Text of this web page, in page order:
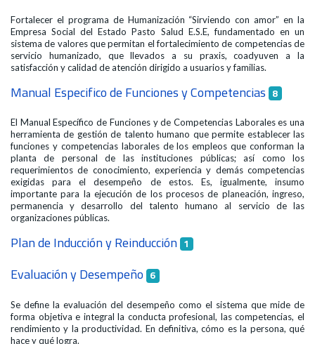
Fortalecer el programa de Humanización “Sirviendo con amor” en la
Empresa Social del Estado Pasto Salud E.S.E, fundamentado en un
sistema de valores que permitan el fortalecimiento de competencias de
servicio humanizado, que llevados a su praxis, coadyuven a la
satisfacción y calidad de atención dirigido a usuarios y familias.
Manual Especifico de Funciones y Competencias 8
El Manual Específico de Funciones y de Competencias Laborales es una
herramienta de gestión de talento humano que permite establecer las
funciones y competencias laborales de los empleos que conforman la
planta de personal de las instituciones públicas; así como los
requerimientos de conocimiento, experiencia y demás competencias
exigidas para el desempeño de estos. Es, igualmente, insumo
importante para la ejecución de los procesos de planeación, ingreso,
permanencia y desarrollo del talento humano al servicio de las
organizaciones públicas.
Plan de Inducción y Reinducción 1
Evaluación y Desempeño 6
Se define la evaluación del desempeño como el sistema que mide de
forma objetiva e integral la conducta profesional, las competencias, el
rendimiento y la productividad. En definitiva, cómo es la persona, qué
hace y qué logra.